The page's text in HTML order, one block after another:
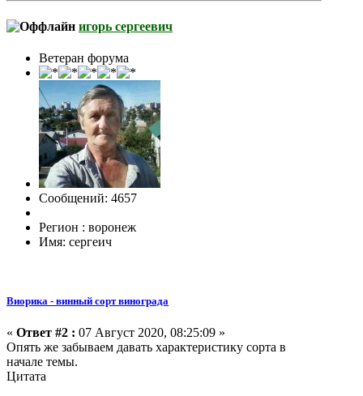
игорь сергеевич
Ветеран форума
Сообщений: 4657
Регион : воронеж
Имя: сергеич
Виорика - винный сорт винограда
« Ответ #2 : 07 Август 2020, 08:25:09 »
Опять же забываем давать характеристику сорта в
начале темы.
Цитата